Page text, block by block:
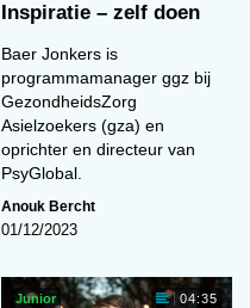
Inspiratie – zelf doen
Baer Jonkers is
programmamanager ggz bij
GezondheidsZorg
Asielzoekers (gza) en
oprichter en directeur van
PsyGlobal.
Anouk Bercht
01/12/2023
Junior 04:35